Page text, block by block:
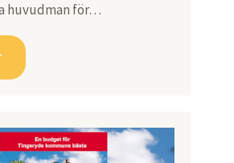
huvudman för…